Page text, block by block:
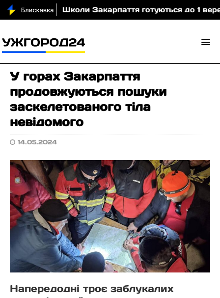
(відео) Школи Закарпаття готуються до 1
У горах Закарпаття
продовжуються пошуки
заскелетованого тіла
невідомого
14.05.2024
Напередодні троє заблукалих